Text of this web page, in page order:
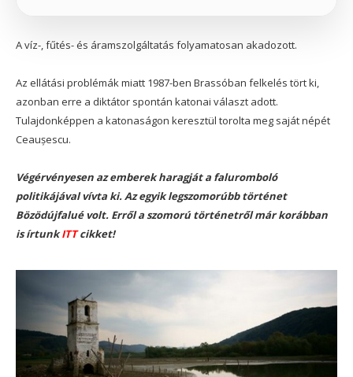
A víz-, fűtés- és áramszolgáltatás folyamatosan akadozott.
Az ellátási problémák miatt 1987-ben Brassóban felkelés tört ki,
azonban erre a diktátor spontán katonai választ adott.
Tulajdonképpen a katonaságon keresztül torolta meg saját népét
Ceaușescu.
Végérvényesen az emberek haragját a faluromboló
politikájával vívta ki. Az egyik legszomorúbb történet
Bözödújfalué volt. Erről a szomorú történetről már korábban
is írtunkITTcikket!